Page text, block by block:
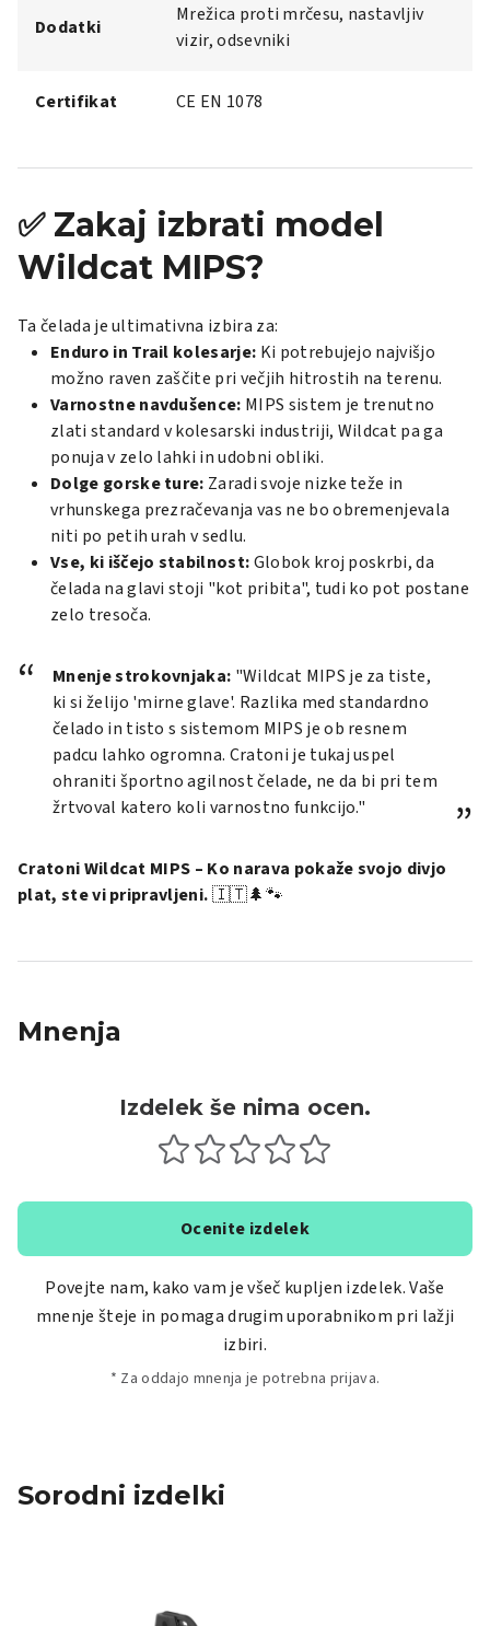
Dodatki
Mrežica proti mrčesu, nastavljiv
vizir, odsevniki
Certifikat CE EN 1078
✅ Zakaj izbrati model
Wildcat MIPS?
Ta čelada je ultimativna izbira za:
Enduro in Trail kolesarje: Ki potrebujejo najvišjo
možno raven zaščite pri večjih hitrostih na terenu.
Varnostne navdušence: MIPS sistem je trenutno
zlati standard v kolesarski industriji, Wildcat pa ga
ponuja v zelo lahki in udobni obliki.
Dolge gorske ture: Zaradi svoje nizke teže in
vrhunskega prezračevanja vas ne bo obremenjevala
niti po petih urah v sedlu.
Vse, ki iščejo stabilnost:Globok kroj poskrbi, da
čelada na glavi stoji "kot pribita", tudi ko pot postane
zelo tresoča.
Mnenje strokovnjaka: "Wildcat MIPS je za tiste,
ki si želijo 'mirne glave'. Razlika med standardno
čelado in tisto s sistemom MIPS je ob resnem
padcu lahko ogromna. Cratoni je tukaj uspel
ohraniti športno agilnost čelade, ne da bi pri tem
žrtvoval katero koli varnostno funkcijo."
Cratoni Wildcat MIPS – Ko narava pokaže svojo divjo
plat, ste vi pripravljeni.🇮🇹🌲🐾
Mnenja
Izdelek še nima ocen.
Ocenite izdelek
Povejte nam, kako vam je všeč kupljen izdelek. Vaše
mnenje šteje in pomaga drugim uporabnikom pri lažji
izbiri.
* Za oddajo mnenja je potrebna prijava.
Sorodni izdelki